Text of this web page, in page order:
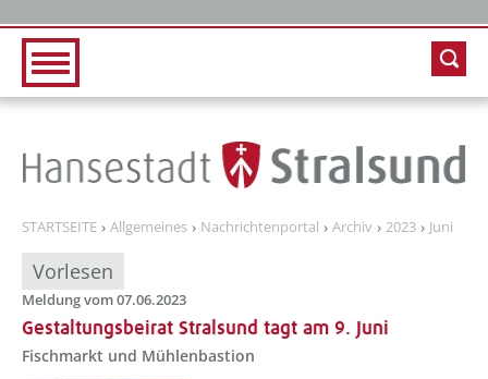
STARTSEITE Allgemeines Nachrichtenportal Archiv 2023 Juni
Vorlesen
Meldung vom 07.06.2023
Gestaltungsbeirat Stralsund tagt am 9. Juni
Fischmarkt und Mühlenbastion